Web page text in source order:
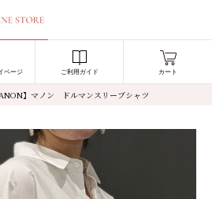
ページ ご利用ガイド カート
】マノン ドルマンスリーブシャツ